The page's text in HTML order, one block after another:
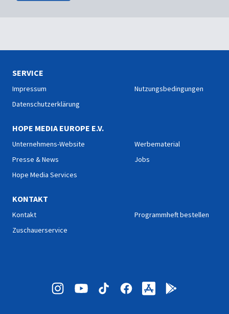
SERVICE
Impressum
Datenschutzerklärung
Nutzungsbedingungen
HOPE MEDIA EUROPE E.V.
Unternehmens-Website
Presse & News
Hope Media Services
Werbematerial
Jobs
KONTAKT
Kontakt
Zuschauerservice
Programmheft bestellen